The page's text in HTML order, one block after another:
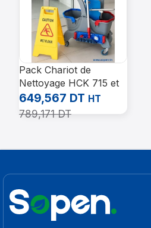
Pack Chariot de
Nettoyage HCK 715 et
Accessoires
Professionnels
649,567 DT HT
789,171DT